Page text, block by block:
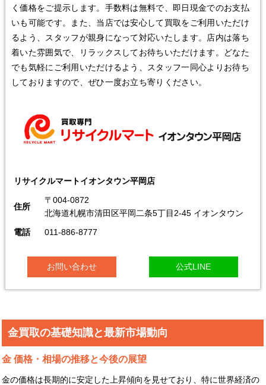
く価格をご提示します。手数料は無料で、即日現金でのお支払
いも可能です。また、当店では安心して買取をご利用いただけ
るよう、スタッフが親身になって対応いたします。店内は落ち
着いた雰囲気で、リラックスしてお待ちいただけます。どなた
でも気軽にご利用いただけるよう、スタッフ一同心よりお待ち
しておりますので、ぜひ一度お立ち寄りください。
リサイクルマートイオンタウン平岡店
住所
〒004-0872
北海道札幌市清田区平岡二条5丁目2-45 イオンタウン
電話
011-886-8777
お問い合わせ 公式LINE
金買取の基礎知識と最新市場動向
金 価格・相場の推移と今後の展望
金の価格は長期的に安定した上昇傾向を見せており、特に世界経済の